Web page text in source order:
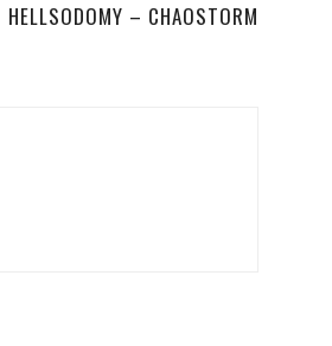
HELLSODOMY – CHAOSTORM